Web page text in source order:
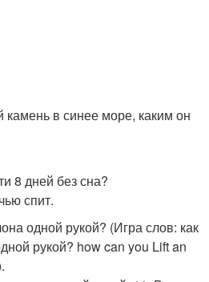
камень в синее море, каким он
8 дней без сна?
спит.
одной рукой? (Игра слов: как
рукой? how can you Lift an